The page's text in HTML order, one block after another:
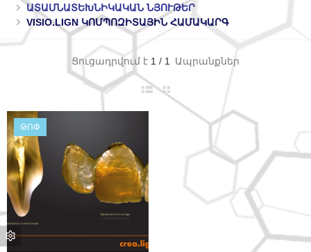
ԱՏԱՄՆԱՏԵԽՆԻԿԱԿԱՆ ՆՅՈՒԹԵՐ
VISIO.LIGN ԿՈՄՊՈԶԻՏԱՅԻՆ ՀԱՄԱԿԱՐԳ
Ցուցադրվում է 1 / 1 Ապրանքներ
ԹՈՓ